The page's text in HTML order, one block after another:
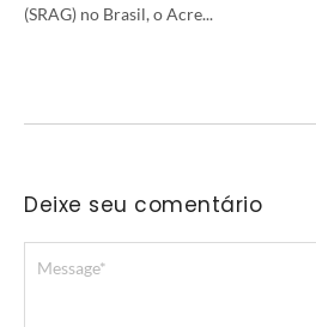
(SRAG) no Brasil, o Acre...
Deixe seu comentário